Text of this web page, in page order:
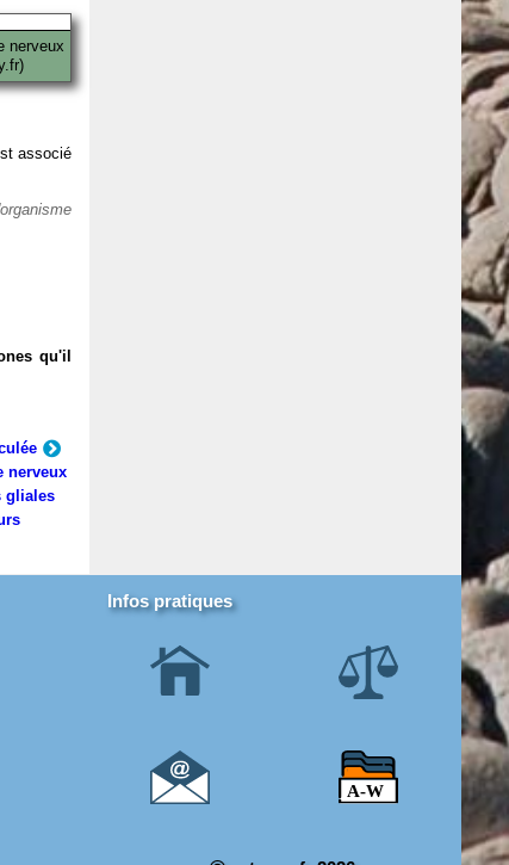
nerveux
associé
qu'il
nerveux
gliales
Infos pratiques